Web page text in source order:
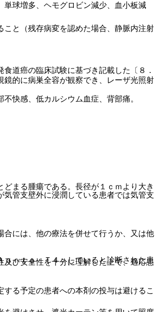
球増多、ヘモグロビン減少、血小板減
道癌の臨床試験に基づき記載した〔８．
快感、低カルシウム血症、背部痛。
管支壁外に浸潤している患者では気管支
ｏｒｔａ Ｔ４＞していると診断された患
と（残存病変を認めた場合、静脈内注射
的に病巣全容が観察でき、レーザ光照射
まる腫瘍である。長径が１ｃｍより大き
には、他の療法を併せて行うか、又は他
び安全性を十分に理解した上で、適応患
る予定の患者への本剤の投与は避けるこ